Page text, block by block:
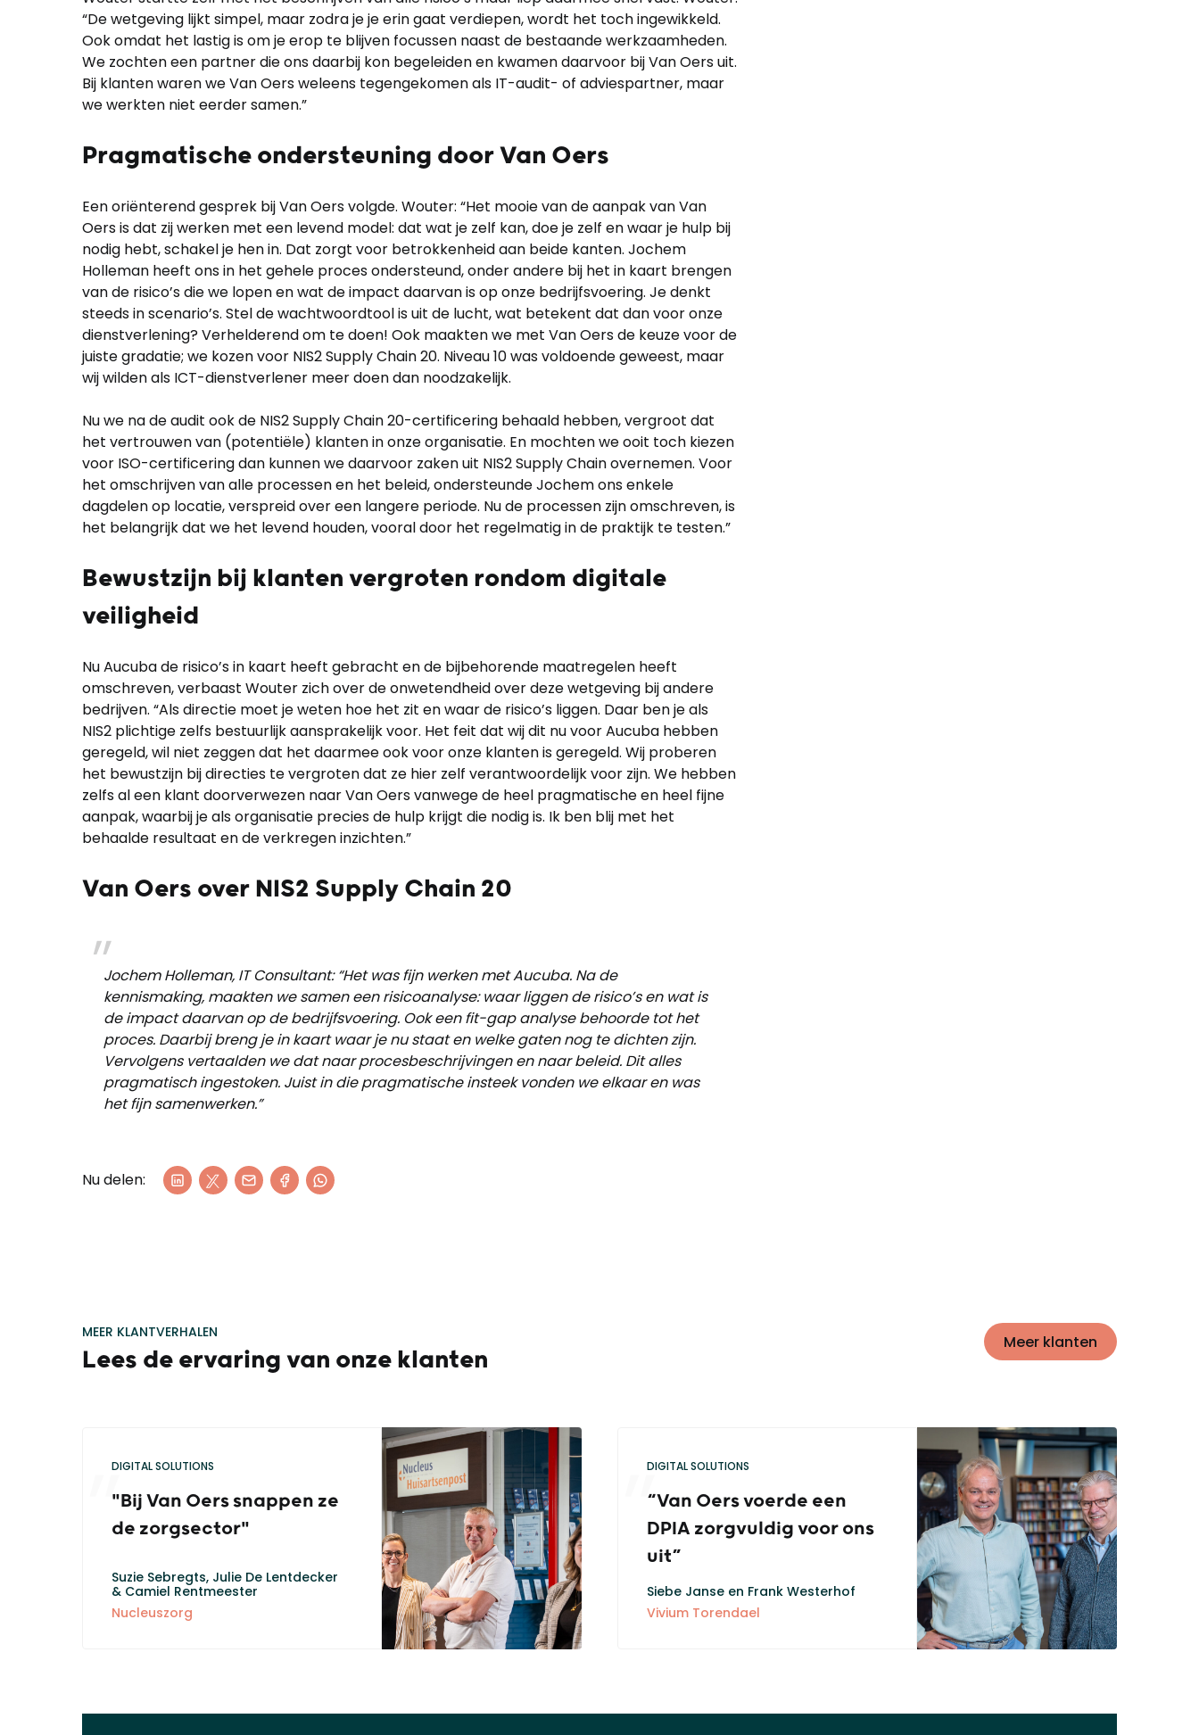
“De wetgeving lijkt simpel, maar zodra je je erin gaat verdiepen, wordt het toch ingewikkeld.
Ook omdat het lastig is om je erop te blijven focussen naast de bestaande werkzaamheden.
We zochten een partner die ons daarbij kon begeleiden en kwamen daarvoor bij Van Oers uit.
Bij klanten waren we Van Oers weleens tegengekomen als IT-audit- of adviespartner, maar
we werkten niet eerder samen.”
Pragmatische ondersteuning door Van Oers
Een oriënterend gesprek bij Van Oers volgde. Wouter: “Het mooie van de aanpak van Van
Oers is dat zij werken met een levend model: dat wat je zelf kan, doe je zelf en waar je hulp bij
nodig hebt, schakel je hen in. Dat zorgt voor betrokkenheid aan beide kanten. Jochem
Holleman heeft ons in het gehele proces ondersteund, onder andere bij het in kaart brengen
van de risico’s die we lopen en wat de impact daarvan is op onze bedrijfsvoering. Je denkt
steeds in scenario’s. Stel de wachtwoordtool is uit de lucht, wat betekent dat dan voor onze
dienstverlening? Verhelderend om te doen! Ook maakten we met Van Oers de keuze voor de
juiste gradatie; we kozen voor NIS2 Supply Chain 20. Niveau 10 was voldoende geweest, maar
wij wilden als ICT-dienstverlener meer doen dan noodzakelijk.
Nu we na de audit ook de NIS2 Supply Chain 20-certificering behaald hebben, vergroot dat
het vertrouwen van (potentiële) klanten in onze organisatie. En mochten we ooit toch kiezen
voor ISO-certificering dan kunnen we daarvoor zaken uit NIS2 Supply Chain overnemen. Voor
het omschrijven van alle processen en het beleid, ondersteunde Jochem ons enkele
dagdelen op locatie, verspreid over een langere periode. Nu de processen zijn omschreven, is
het belangrijk dat we het levend houden, vooral door het regelmatig in de praktijk te testen.”
Bewustzijn bij klanten vergroten rondom digitale
veiligheid
Nu Aucuba de risico’s in kaart heeft gebracht en de bijbehorende maatregelen heeft
omschreven, verbaast Wouter zich over de onwetendheid over deze wetgeving bij andere
bedrijven. “Als directie moet je weten hoe het zit en waar de risico’s liggen. Daar ben je als
NIS2 plichtige zelfs bestuurlijk aansprakelijk voor. Het feit dat wij dit nu voor Aucuba hebben
geregeld, wil niet zeggen dat het daarmee ook voor onze klanten is geregeld. Wij proberen
het bewustzijn bij directies te vergroten dat ze hier zelf verantwoordelijk voor zijn. We hebben
zelfs al een klant doorverwezen naar Van Oers vanwege de heel pragmatische en heel fijne
aanpak, waarbij je als organisatie precies de hulp krijgt die nodig is. Ik ben blij met het
behaalde resultaat en de verkregen inzichten.”
Van Oers over NIS2 Supply Chain 20
Jochem Holleman, IT Consultant: “Het was fijn werken met Aucuba. Na de
kennismaking, maakten we samen een risicoanalyse: waar liggen de risico’s en wat is
de impact daarvan op de bedrijfsvoering. Ook een fit-gap analyse behoorde tot het
proces. Daarbij breng je in kaart waar je nu staat en welke gaten nog te dichten zijn.
Vervolgens vertaalden we dat naar procesbeschrijvingen en naar beleid. Dit alles
pragmatisch ingestoken. Juist in die pragmatische insteek vonden we elkaar en was
het fijn samenwerken.”
Nu delen:
MEER KLANTVERHALEN
Lees de ervaring van onze klanten
Meer klanten
DIGITAL SOLUTIONS
"Bij Van Oers snappen ze
de zorgsector"
Suzie Sebregts, Julie De Lentdecker
& Camiel Rentmeester
Nucleuszorg
DIGITAL SOLUTIONS
“Van Oers voerde een
DPIA zorgvuldig voor ons
uit”
Siebe Janse en Frank Westerhof
Vivium Torendael